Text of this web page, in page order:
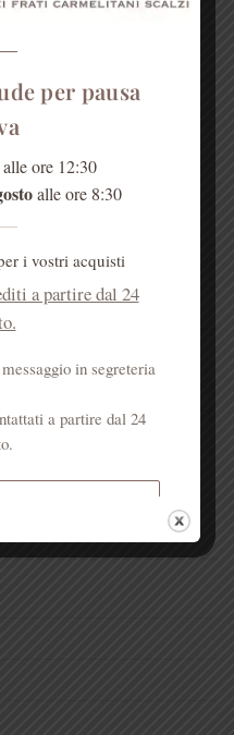
per pausa
alle ore 12:30
alle ore 8:30
i vostri acquisti
a partire dal 24
in segreteria
a partire dal 24
€ 50